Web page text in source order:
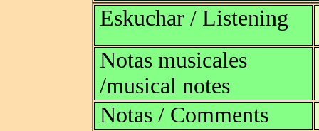
Eskuchar / Listening
Notas musicales
/musical notes
Notas / Comments